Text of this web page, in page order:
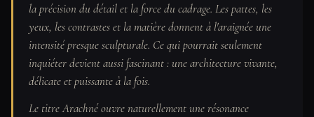
la précision du détail et la force du cadrage. Les pattes, les
yeux, les contrastes et la matière donnent à l'araignée une
intensité presque sculpturale. Ce qui pourrait seulement
inquiéter devient aussi fascinant : une architecture vivante,
délicate et puissante à la fois.
Le titre Arachné ouvre naturellement une résonance